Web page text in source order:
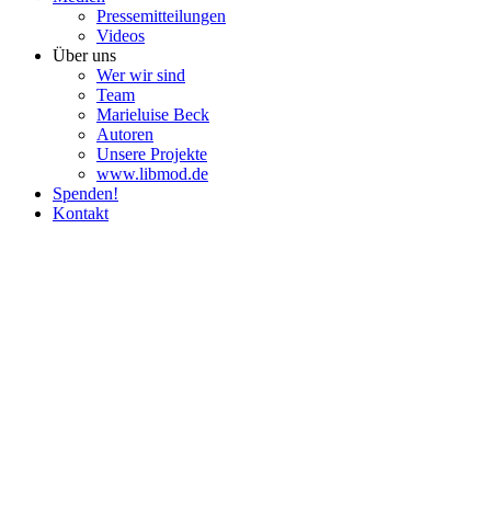
Pres­se­mit­tei­lun­gen
Videos
Über uns
Wer wir sind
Team
Marie­luise Beck
Autoren
Unsere Pro­jekte
www.libmod.de
Spenden!
Kontakt